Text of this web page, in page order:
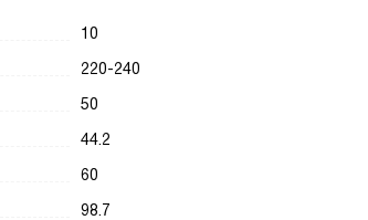
10
220-240
50
44.2
60
98.7